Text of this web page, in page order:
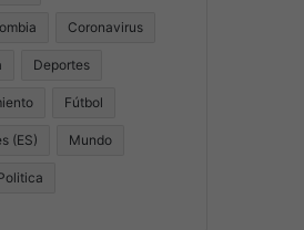
Coronavirus
Deportes
Fútbol
(ES) Mundo